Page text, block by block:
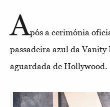
Após a cerimónia
passadeira azul da
aguardada de Hollywood.